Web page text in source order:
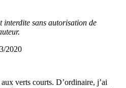
interdite sans autorisation de
2020
verts courts. D’ordinaire, j’ai